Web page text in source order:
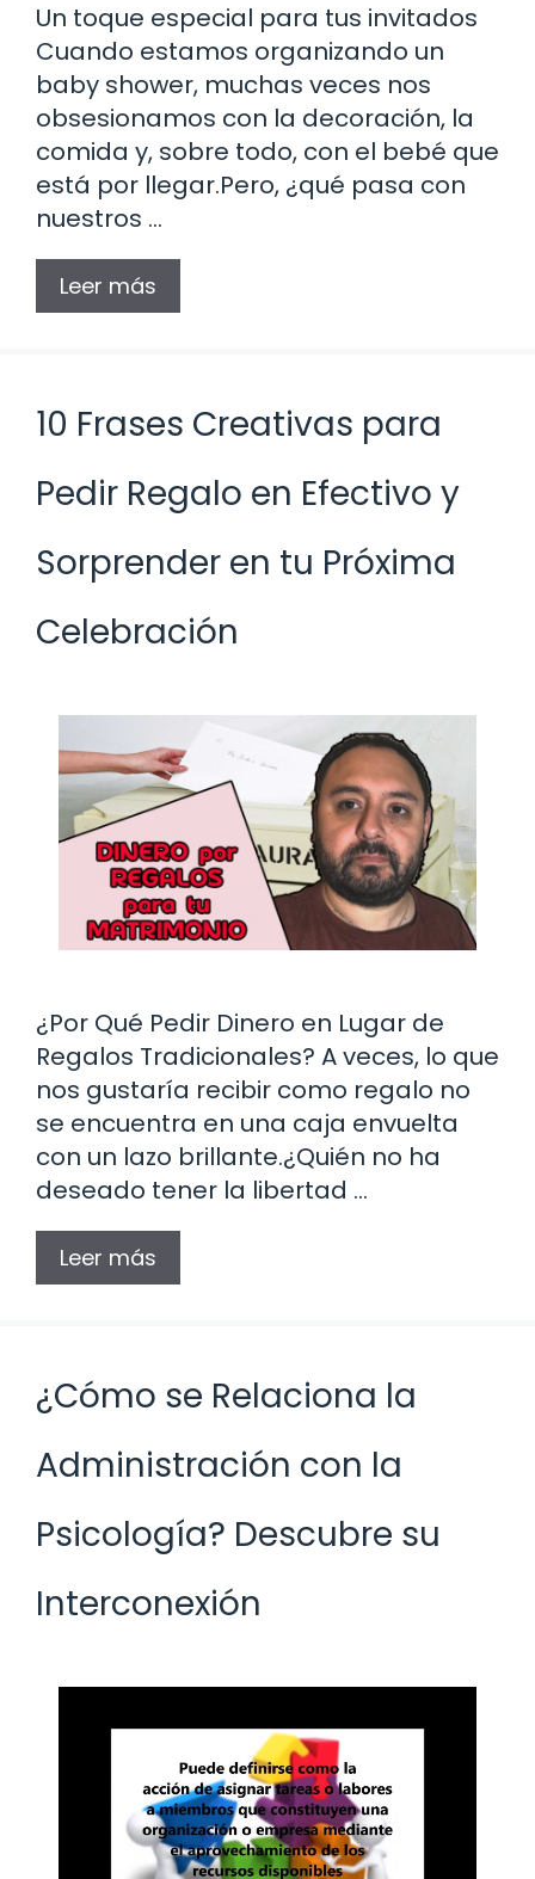
Un toque especial para tus invitados
Cuando estamos organizando un
baby shower, muchas veces nos
obsesionamos con la decoración, la
comida y, sobre todo, con el bebé que
está por llegar.Pero, ¿qué pasa con
nuestros …
Leer más
10 Frases Creativas para
Pedir Regalo en Efectivo y
Sorprender en tu Próxima
Celebración
¿Por Qué Pedir Dinero en Lugar de
Regalos Tradicionales? A veces, lo que
nos gustaría recibir como regalo no
se encuentra en una caja envuelta
con un lazo brillante.¿Quién no ha
deseado tener la libertad …
Leer más
¿Cómo se Relaciona la
Administración con la
Psicología? Descubre su
Interconexión